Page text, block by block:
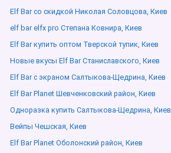
Elf Bar со скидкой Николая Соловцова, Киев
elf bar elfx pro Степана Ковнира, Киев
Elf Bar купить оптом Тверской тупик, Киев
Новые вкусы Elf Bar Станиславского, Киев
Elf Bar с экраном Салтыкова-Щедрина, Киев
Elf Bar Planet Шевченковский район, Киев
Одноразка купить Салтыкова-Щедрина, Киев
Вейпы Чешская, Киев
Elf Bar Planet Оболонский район, Киев